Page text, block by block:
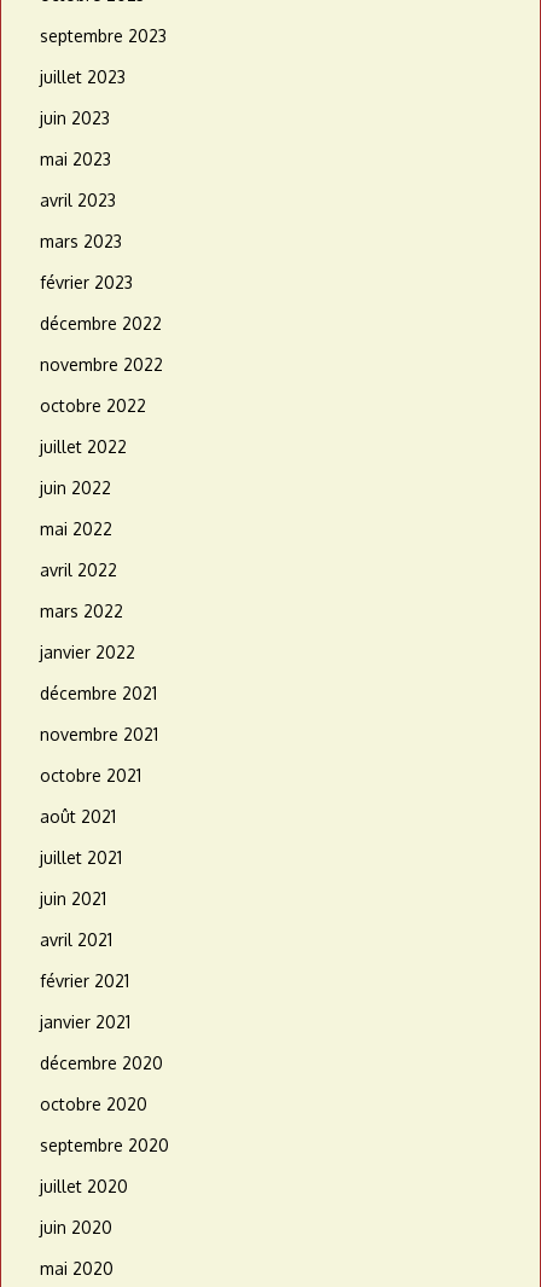
septembre 2023
juillet 2023
juin 2023
mai 2023
avril 2023
mars 2023
février 2023
décembre 2022
novembre 2022
octobre 2022
juillet 2022
juin 2022
mai 2022
avril 2022
mars 2022
janvier 2022
décembre 2021
novembre 2021
octobre 2021
août 2021
juillet 2021
juin 2021
avril 2021
février 2021
janvier 2021
décembre 2020
octobre 2020
septembre 2020
juillet 2020
juin 2020
mai 2020